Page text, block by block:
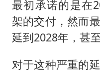
最初承诺的是在
架的交付，然而
延到2028年，甚至
对于这种严重的